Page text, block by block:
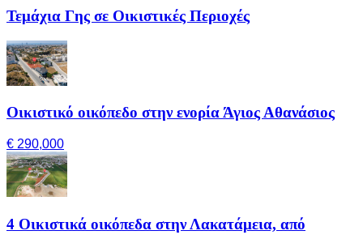
Τεμάχια Γης σε Οικιστικές Περιοχές
Οικιστικό οικόπεδο στην ενορία Άγιος Αθανάσιος
€ 290,000
4 Οικιστικά οικόπεδα στην Λακατάμεια, από